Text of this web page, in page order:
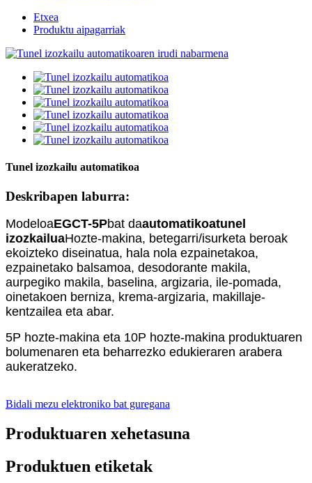
Etxea
Produktu aipagarriak
Tunel izozkailu automatikoa
Deskribapen laburra:
ModeloaEGCT-5Pbat daautomatikoatunel
izozkailuaHozte-makina, betegarri/isurketa beroak
ekoizteko diseinatua, hala nola ezpainetakoa,
ezpainetako balsamoa, desodorante makila,
aurpegiko makila, baselina, argizaria, ile-pomada,
oinetakoen berniza, krema-argizaria, makillaje-
kentzailea eta abar.
5P hozte-makina eta 10P hozte-makina produktuaren
bolumenaren eta beharrezko edukieraren arabera
aukeratzeko.
Bidali mezu elektroniko bat guregana
Produktuaren xehetasuna
Produktuen etiketak